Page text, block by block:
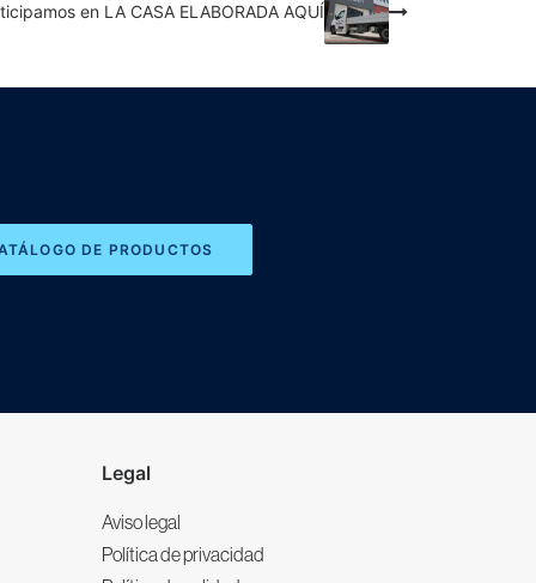
en LA CASA ELABORADA AQUÍ
DE PRODUCTOS
Legal
Aviso legal
Política de privacidad